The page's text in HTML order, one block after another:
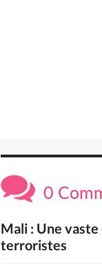
0
Mali : Une
terroristes